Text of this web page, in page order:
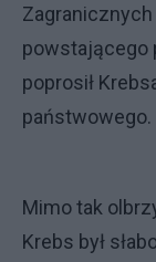
powstającego
poprosił
państwowego.
Mimo tak
Krebs był